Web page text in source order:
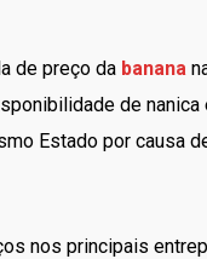
de preço da banana
de
Estado por causa
nos principais